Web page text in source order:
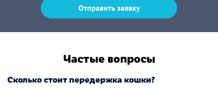
Отправить заявку
Частые вопросы
Сколько стоит передержка кошки?